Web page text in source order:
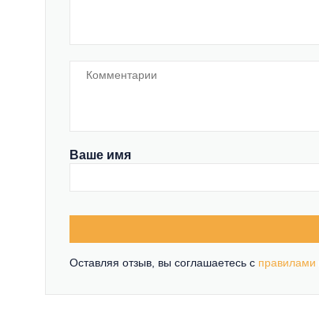
Ваше имя
Оставляя отзыв, вы соглашаетесь c правилами